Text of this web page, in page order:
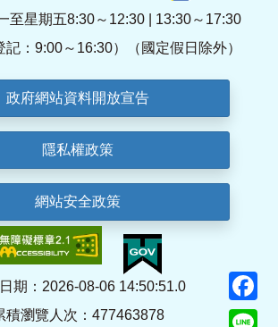
至星期五8:30～12:30 | 13:30～17:30
記：9:00～16:30）（國定假日除外）
政府網站資料開放宣告
隱私權政策
網站安全政策
期：2026-08-06 14:50:51.0
積瀏覽人次：477463878